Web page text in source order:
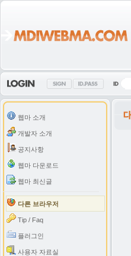
웹마 소개
개발자 소개
공지사항
웹마 다운로드
웹마 최신글
다른 브라우저
Tip / Faq
플러그인
사용자 자료실